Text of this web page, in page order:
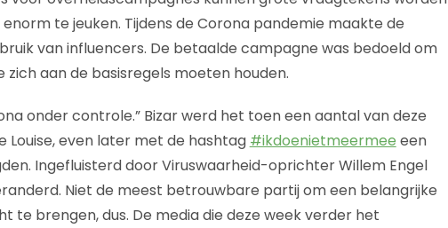
te jeuken. Tijdens de Corona pandemie maakte de
van influencers. De betaalde campagne was bedoeld om
aan de basisregels moeten houden.
onder controle.” Bizar werd het toen een aantal van deze
Louise, even later met de hashtag #ikdoenietmeermee een
Ingefluisterd door Viruswaarheid-oprichter Willem Engel
Niet de meest betrouwbare partij om een belangrijke
te brengen, dus. De media die deze week verder het